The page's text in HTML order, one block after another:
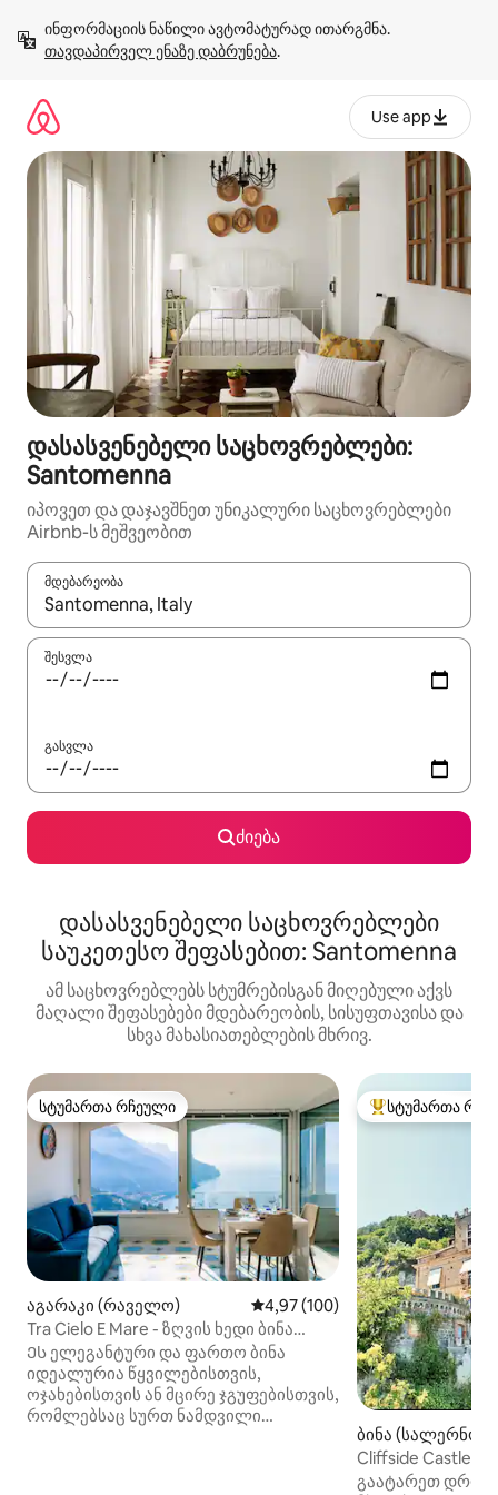
გადასვლა
თავდაპირველ ენაზე დაბრუნება.
Use app
დასასვენებელი საცხოვრებლები:
Santomenna
იპოვეთ და დაჯავშნეთ უნიკალური საცხოვრებლები
Airbnb-ს მეშვეობით
მდებარეობა
როცა შედეგები ხელმისაწვდომი გახდება, ნავიგაციისთვის
შესვლა
გასვლა
ძიება
დასასვენებელი საცხოვრებლები
საუკეთესო შეფასებით: Santomenna
ამ საცხოვრებლებს სტუმრებისგან მიღებული აქვს
მაღალი შეფასებები მდებარეობის, სისუფთავისა და
სხვა მახასიათებლების მხრივ.
სტუმართა რჩეული
სტუმართა რჩეული
აგარაკი (რაველო) საშუალო შეფასებაა 5‑დან
4,97 (100)
Tra Cielo E Mare - ზღვის ხედი ბინა
რაველოში
Ეს ელეგანტური და ფართო ბინა
იდეალურია წყვილებისთვის,
ოჯახებისთვის ან მცირე ჯგუფებისთვის,
რომლებსაც სურთ ნამდვილი
სტუმართა
სტუმართა
ბინა (სალერნო)
Cliffside Castle,
ზღვის ხედებით
გაატარეთ დრო